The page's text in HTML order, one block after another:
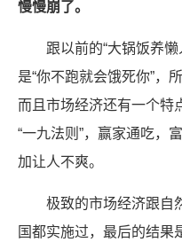
慢慢崩了。
跟以前的“大锅饭养
是“你不跑就会饿死你”，
而且市场经济还有一个特
“一九法则”，赢家通吃，
加让人不爽。
极致的市场经济跟自
国都实施过，最后的结果